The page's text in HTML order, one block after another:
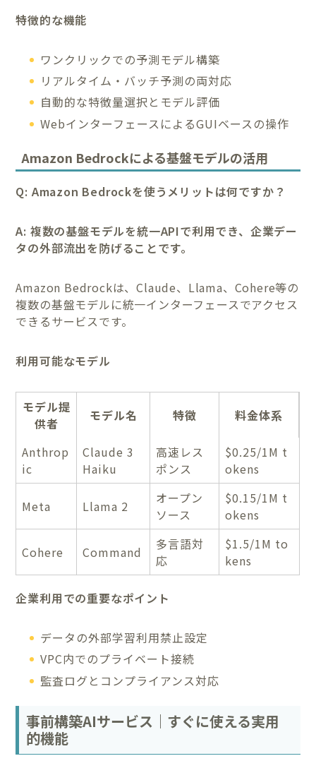
特徴的な機能
ワンクリックでの予測モデル構築
リアルタイム・バッチ予測の両対応
自動的な特徴量選択とモデル評価
WebインターフェースによるGUIベースの操作
Amazon Bedrockによる基盤モデルの活用
Q: Amazon Bedrockを使うメリットは何ですか？
A: 複数の基盤モデルを統一APIで利用でき、企業デー
タの外部流出を防げることです。
Amazon Bedrockは、Claude、Llama、Cohere等の
複数の基盤モデルに統一インターフェースでアクセス
できるサービスです。
利用可能なモデル
モデル提
供者
モデル名 特徴 料金体系
Anthrop
ic
Claude 3
Haiku
高速レス
ポンス
$0.25/1M t
okens
Meta Llama 2
オープン
ソース
$0.15/1M t
okens
Cohere Command
多言語対
応
$1.5/1M to
kens
企業利用での重要なポイント
データの外部学習利用禁止設定
VPC内でのプライベート接続
監査ログとコンプライアンス対応
事前構築AIサービス｜すぐに使える実用
的機能